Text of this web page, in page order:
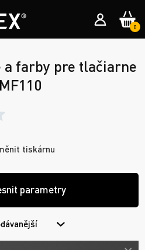
0
farby pre tlačiarne
tiskárnu
parametry